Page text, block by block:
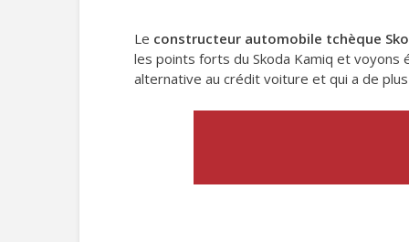
Le constructeur automobile tchèque
les points forts du Skoda Kamiq et
alternative au crédit voiture et qui a de